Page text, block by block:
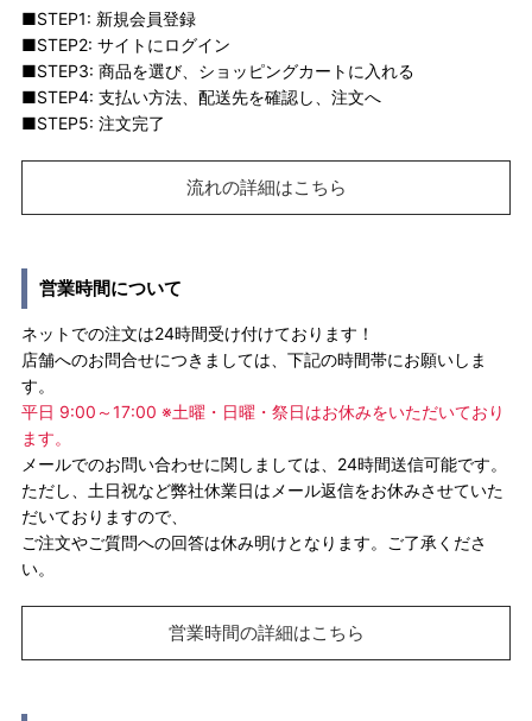
■STEP1: 新規会員登録
■STEP2: サイトにログイン
■STEP3: 商品を選び、ショッピングカートに入れる
■STEP4: 支払い方法、配送先を確認し、注文へ
■STEP5: 注文完了
流れの詳細はこちら
営業時間について
ネットでの注文は24時間受け付けております！
店舗へのお問合せにつきましては、下記の時間帯にお願いしま
す。
平日 9:00～17:00 ※土曜・日曜・祭日はお休みをいただいており
ます。
メールでのお問い合わせに関しましては、24時間送信可能です。
ただし、土日祝など弊社休業日はメール返信をお休みさせていた
だいておりますので、
ご注文やご質問への回答は休み明けとなります。ご了承くださ
い。
営業時間の詳細はこちら